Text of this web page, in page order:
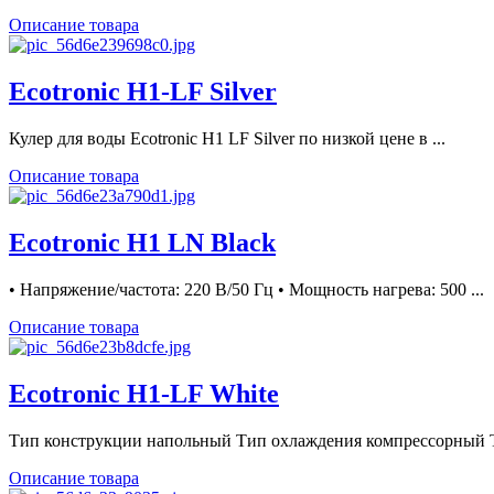
Описание товара
Ecotronic H1-LF Silver
Кулер для воды Ecotronic H1 LF Silver по низкой цене в ...
Описание товара
Ecotronic H1 LN Black
• Напряжение/частота: 220 В/50 Гц • Мощность нагрева: 500 ...
Описание товара
Ecotronic H1-LF White
Тип конструкции напольный Тип охлаждения компрессорный
Описание товара